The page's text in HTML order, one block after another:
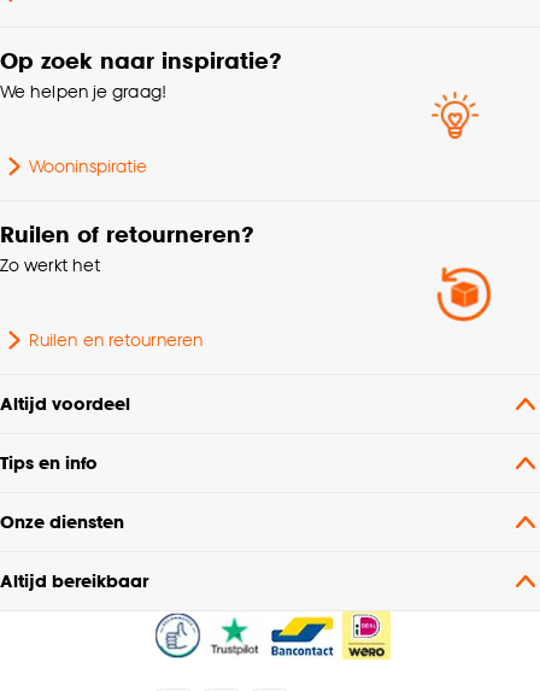
Op zoek naar inspiratie?
We helpen je graag!
Wooninspiratie
Ruilen of retourneren?
Zo werkt het
Ruilen en retourneren
Altijd voordeel
Tips en info
Onze diensten
Altijd bereikbaar